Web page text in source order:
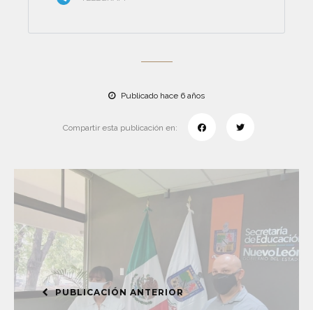
Publicado hace 6 años
Compartir esta publicación en:
PUBLICACIÓN ANTERIOR